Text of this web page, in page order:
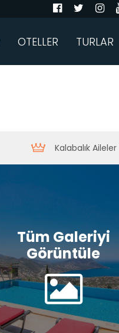
OTELLER TURLAR
Kalabalık
Tüm Galeriyi
Görüntüle